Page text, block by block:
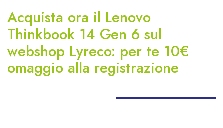
Acquista ora il Lenovo
Thinkbook 14 Gen 6 sul
webshop Lyreco: per te 10€
omaggio alla registrazione